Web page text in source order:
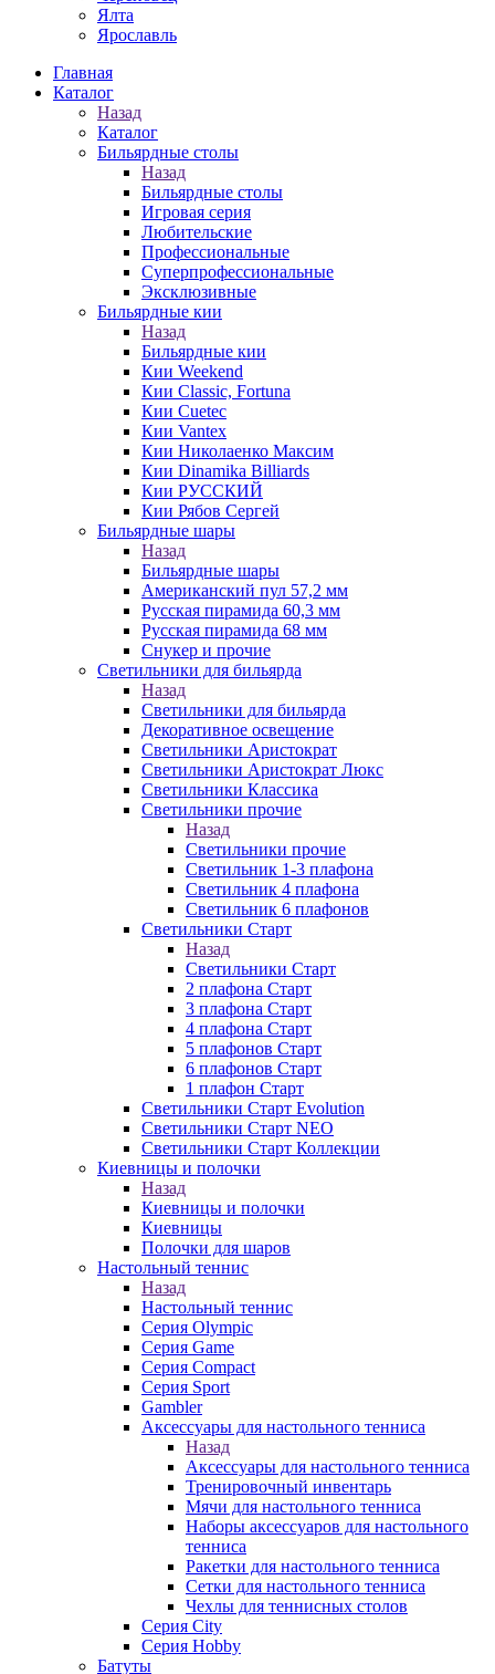
Ялта
Ярославль
Главная
Каталог
Назад
Каталог
Бильярдные столы
Назад
Бильярдные столы
Игровая серия
Любительские
Профессиональные
Суперпрофессиональные
Эксклюзивные
Бильярдные кии
Назад
Бильярдные кии
Кии Weekend
Кии Classic, Fortuna
Кии Cuetec
Кии Vantex
Кии Николаенко Максим
Кии Dinamika Billiards
Кии РУССКИЙ
Кии Рябов Сергей
Бильярдные шары
Назад
Бильярдные шары
Американский пул 57,2 мм
Русская пирамида 60,3 мм
Русская пирамида 68 мм
Снукер и прочие
Светильники для бильярда
Назад
Светильники для бильярда
Декоративное освещение
Светильники Аристократ
Светильники Аристократ Люкс
Светильники Классика
Светильники прочие
Назад
Светильники прочие
Светильник 1-3 плафона
Светильник 4 плафона
Светильник 6 плафонов
Светильники Старт
Назад
Светильники Старт
2 плафона Старт
3 плафона Старт
4 плафона Старт
5 плафонов Старт
6 плафонов Старт
1 плафон Старт
Светильники Старт Evolution
Светильники Старт NEO
Светильники Старт Коллекции
Киевницы и полочки
Назад
Киевницы и полочки
Киевницы
Полочки для шаров
Настольный теннис
Назад
Настольный теннис
Серия Olympic
Серия Game
Серия Compact
Серия Sport
Gambler
Аксессуары для настольного тенниса
Назад
Аксессуары для настольного тенниса
Тренировочный инвентарь
Мячи для настольного тенниса
Наборы аксессуаров для настольного
тенниса
Ракетки для настольного тенниса
Сетки для настольного тенниса
Чехлы для теннисных столов
Серия City
Серия Hobby
Батуты